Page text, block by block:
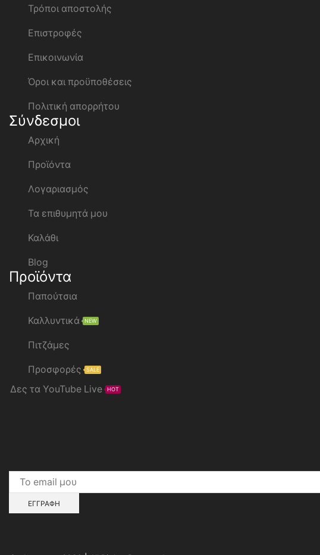
Τρόποι αποστολής
Επιστροφές
Επικοινωνία
Όροι και προϋποθέσεις
Πολιτική απορρήτου
Σύνδεσμοι
Αρχική
Προϊόντα
Λογαριασμός
Τα επιθυμητά μου
Καλάθι
Blog
Προϊόντα
Παπούτσια
Καλλυντικά NEW
Πιτζάμες
Προσφορές SALE
Δες τα YouTube Live HOT